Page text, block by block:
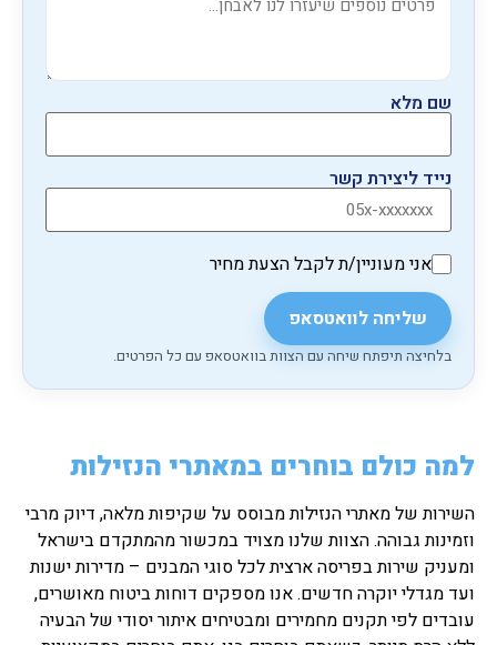
שם מלא
נייד ליצירת קשר
אני מעוניין/ת לקבל הצעת מחיר
שליחה לוואטסאפ
בלחיצה תיפתח שיחה עם הצוות בוואטסאפ עם כל הפרטים.
למה כולם בוחרים במאתרי הנזילות
השירות של מאתרי הנזילות מבוסס על שקיפות מלאה, דיוק מרבי
וזמינות גבוהה. הצוות שלנו מצויד במכשור מהמתקדם בישראל
ומעניק שירות בפריסה ארצית לכל סוגי המבנים – מדירות ישנות
ועד מגדלי יוקרה חדשים. אנו מספקים דוחות ביטוח מאושרים,
עובדים לפי תקנים מחמירים ומבטיחים איתור יסודי של הבעיה